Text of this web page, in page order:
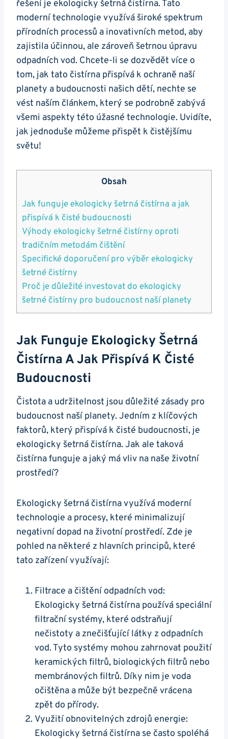
řešení je ekologicky šetrná čistírna. Tato
moderní technologie využívá široké spektrum
přírodních processů a inovativních metod, aby
zajistila účinnou, ale zároveň šetrnou úpravu
odpadních vod. Chcete-li se dozvědět více o
tom, jak tato čistírna přispívá k ochraně naší
planety a budoucnosti našich dětí, nechte se
vést naším článkem, který se podrobně zabývá
všemi aspekty této úžasné technologie. Uvidíte,
jak jednoduše můžeme přispět k čistějšímu
světu!
Obsah
Jak funguje ekologicky šetrná čistírna a jak
přispívá k čisté budoucnosti
Výhody ekologicky šetrné čistírny oproti
tradičním metodám čištění
Specifické doporučení pro výběr ekologicky
šetrné čistírny
Proč je důležité investovat do ekologicky
šetrné čistírny pro budoucnost naší planety
Jak Funguje Ekologicky Šetrná
Čistírna A Jak Přispívá K Čisté
Budoucnosti
Čistota a udržitelnost jsou důležité zásady pro
budoucnost naší planety. Jedním z klíčových
faktorů, který přispívá k čisté budoucnosti, je
ekologicky šetrná čistírna. Jak ale taková
čistírna funguje a jaký má vliv na naše životní
prostředí?
Ekologicky šetrná čistírna využívá moderní
technologie a procesy, které minimalizují
negativní dopad na životní prostředí. Zde je
pohled na některé z hlavních principů, které
tato zařízení využívají:
Filtrace a čištění odpadních vod:
Ekologicky šetrná čistírna používá speciální
filtrační systémy, které odstraňují
nečistoty a znečišťující látky z odpadních
vod. Tyto systémy mohou zahrnovat použití
keramických filtrů, biologických filtrů nebo
membránových filtrů. Díky nim je voda
očištěna a může být bezpečně vrácena
zpět do přírody.
Využití obnovitelných zdrojů energie:
Ekologicky šetrná čistírna se často spoléhá